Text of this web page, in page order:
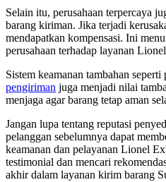
Selain itu, perusahaan terpercaya
barang kiriman. Jika terjadi
mendapatkan kompensasi. Ini
perusahaan terhadap layanan
Sistem keamanan tambahan seperti
pengiriman juga menjadi nilai
menjaga agar barang tetap aman
Jangan lupa tentang reputasi
pelanggan sebelumnya dapat
keamanan dan pelayanan Lionel
testimonial dan mencari
akhir dalam layanan kirim barang